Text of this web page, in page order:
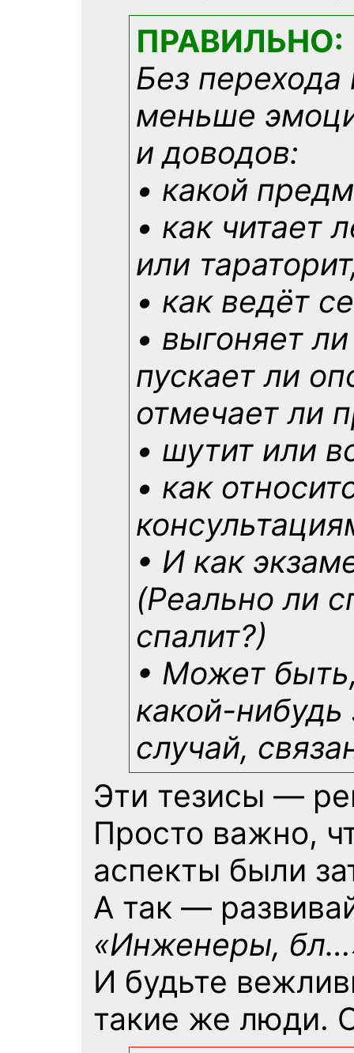
ПРАВИЛЬНО:
Без перехода
меньше
и доводов:
• какой
• как читает
или
• как ведёт
• выгоняет
пускает ли
отмечает ли
• шутит или
• как
• И как
(Реально ли
спалит?)
• Может
какой-нибудь
случай,
Эти тезисы —
Просто важно,
аспекты были
А так —
«Инженеры,
И будьте
такие же люди.